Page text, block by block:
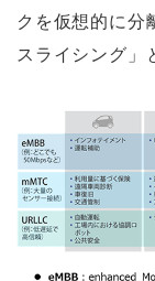
クを仮想的に分
スライシング」